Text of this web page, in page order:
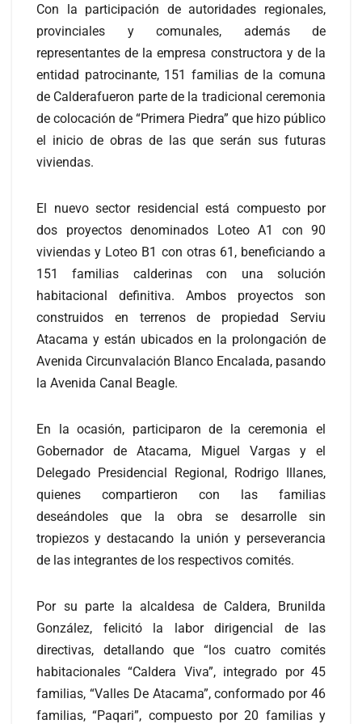
Con la participación de autoridades regionales,
provinciales y comunales, además de
representantes de la empresa constructora y de la
entidad patrocinante, 151 familias de la comuna
de Calderafueron parte de la tradicional ceremonia
de colocación de “Primera Piedra” que hizo público
el inicio de obras de las que serán sus futuras
viviendas.
El nuevo sector residencial está compuesto por
dos proyectos denominados Loteo A1 con 90
viviendas y Loteo B1 con otras 61, beneficiando a
151 familias calderinas con una solución
habitacional definitiva. Ambos proyectos son
construidos en terrenos de propiedad Serviu
Atacama y están ubicados en la prolongación de
Avenida Circunvalación Blanco Encalada, pasando
la Avenida Canal Beagle.
En la ocasión, participaron de la ceremonia el
Gobernador de Atacama, Miguel Vargas y el
Delegado Presidencial Regional, Rodrigo Illanes,
quienes compartieron con las familias
deseándoles que la obra se desarrolle sin
tropiezos y destacando la unión y perseverancia
de las integrantes de los respectivos comités.
Por su parte la alcaldesa de Caldera, Brunilda
González, felicitó la labor dirigencial de las
directivas, detallando que “los cuatro comités
habitacionales “Caldera Viva”, integrado por 45
familias, “Valles De Atacama”, conformado por 46
familias, “Paqari”, compuesto por 20 familias y